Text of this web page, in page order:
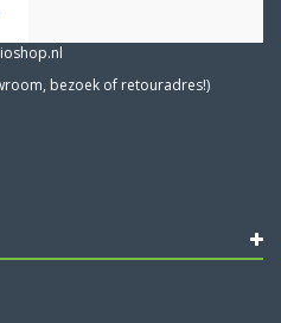
bezoek of retouradres!)